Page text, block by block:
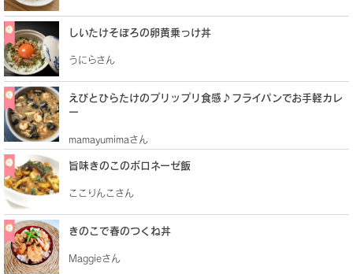
しいたけそぼろの卵黄乗っけ丼
うにらさん
えびとひらたけのプリップリ食感♪フライパンでお手軽カレ
ー
mamayumimaさん
旨味きのこのボロネーゼ飯
ここりんこさん
きのこで春のつくね丼
Maggieさん